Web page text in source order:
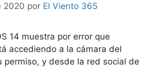
2020 por El Viento 365
14 muestra por error que
accediendo a la cámara del
permiso, y desde la red social de